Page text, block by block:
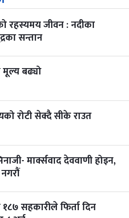
2027
७ महिना बाँकी
रहस्यमय जीवन : नदीका
सन्तान
बढ्यो
रोटी सेक्दै सीके राउत
मार्क्सवाद देववाणी होइन,
सहकारीले फिर्ता दिन